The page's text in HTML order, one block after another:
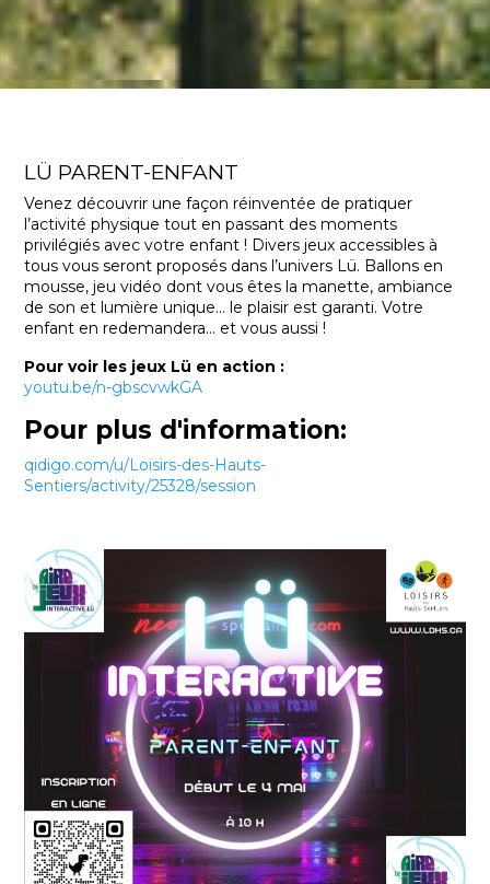
LÜ PARENT-ENFANT
Venez découvrir une façon réinventée de pratiquer
l’activité physique tout en passant des moments
privilégiés avec votre enfant ! Divers jeux accessibles à
tous vous seront proposés dans l’univers Lü. Ballons en
mousse, jeu vidéo dont vous êtes la manette, ambiance
de son et lumière unique... le plaisir est garanti. Votre
enfant en redemandera... et vous aussi !
Pour voir les jeux Lü en action :
youtu.be/n-gbscvwkGA
Pour plus d'information:
qidigo.com/u/Loisirs-des-Hauts-
Sentiers/activity/25328/session